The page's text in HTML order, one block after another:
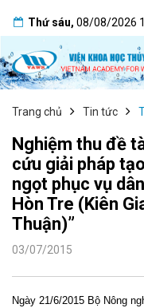
Thứ sáu, 08/08/2026
Trang chủ Tin tức
Nghiệm thu đề
cứu giải pháp
ngọt phục vụ
Hòn Tre (Kiên
Thuận)”
03/07/2015
Ngày 21/6/2015 Bộ Nông